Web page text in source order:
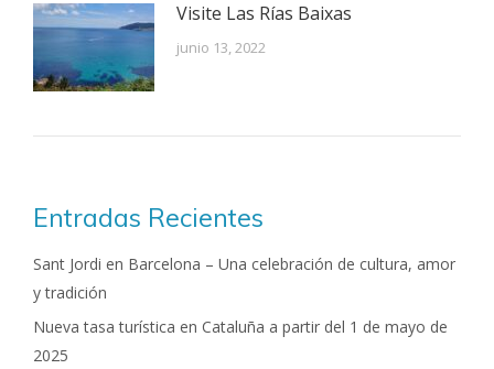
Visite Las Rías Baixas
junio 13, 2022
Entradas Recientes
Sant Jordi en Barcelona – Una celebración de cultura, amor
y tradición
Nueva tasa turística en Cataluña a partir del 1 de mayo de
2025